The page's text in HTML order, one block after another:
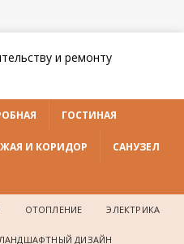
ГОСТИНАЯ
И КОРИДОР САНУЗЕЛ
ОТОПЛЕНИЕ ЭЛЕКТРИКА
ДИЗАЙН